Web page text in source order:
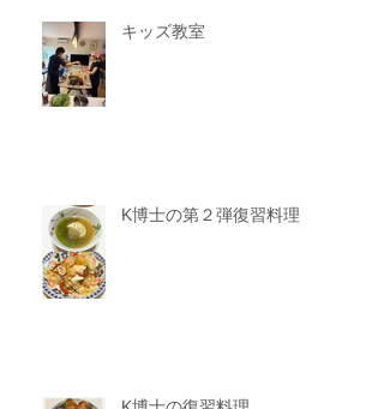
キッズ教室
K博士の第２弾復習料理